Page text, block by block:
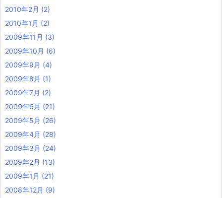
2010年2月 (2)
2010年1月 (2)
2009年11月 (3)
2009年10月 (6)
2009年9月 (4)
2009年8月 (1)
2009年7月 (2)
2009年6月 (21)
2009年5月 (26)
2009年4月 (28)
2009年3月 (24)
2009年2月 (13)
2009年1月 (21)
2008年12月 (9)